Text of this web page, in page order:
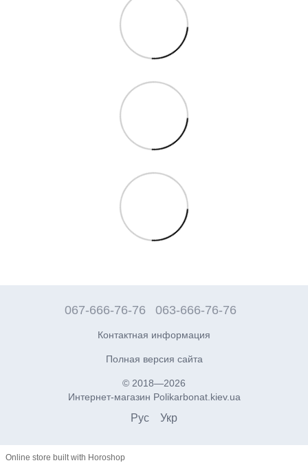
067-666-76-76 063-666-76-76
Контактная информация
Полная версия сайта
© 2018—2026
Интернет-магазин Polikarbonat.kiev.ua
Рус Укр
Online store built with Horoshop